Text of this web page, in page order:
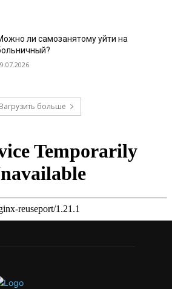
ли самозанятому уйти на
Загрузить больше